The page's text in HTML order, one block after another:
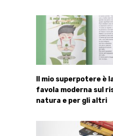
Il mio superpotere è
favola moderna sul
natura e per gli altri